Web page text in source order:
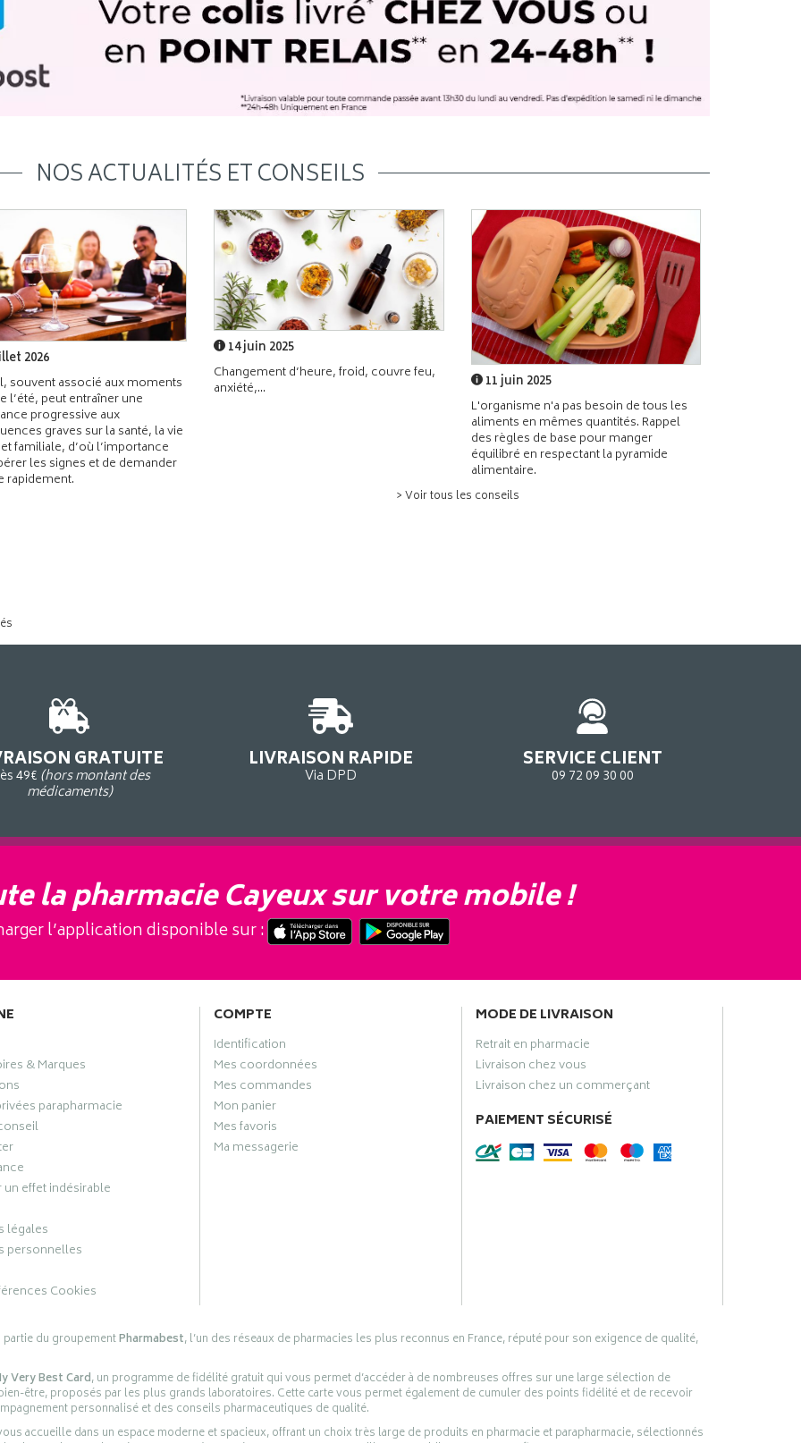
NOS ACTUALITÉS ET CONSEILS
2026
souvent associé aux moments
l’été, peut entraîner une
progressive aux
graves sur la santé, la vie
familiale, d’où l’importance
les signes et de demander
rapidement.
14 juin 2025
Changement d’heure, froid, couvre feu,
anxiété,...
11 juin 2025
L'organisme n'a pas besoin de tous les
aliments en mêmes quantités. Rappel
des règles de base pour manger
équilibré en respectant la pyramide
alimentaire.
> Voir tous les conseils
GRATUITE
49€(hors montant des
médicaments)
LIVRAISON RAPIDE
Via DPD
SERVICE CLIENT
09 72 09 30 00
la pharmacie Cayeux sur votre mobile !
l’application disponible sur :
& Marques
parapharmacie
effet indésirable
légales
personnelles
Cookies
COMPTE
Identification
Mes coordonnées
Mes commandes
Mon panier
Mes favoris
Ma messagerie
MODE DE LIVRAISON
Retrait en pharmacie
Livraison chez vous
Livraison chez un commerçant
PAIEMENT SÉCURISÉ
du groupementPharmabest, l’un des réseaux de pharmacies les plus reconnus en France, réputé pour son exigence de qualité,
Very Best Card, un programme de fidélité gratuit qui vous permet d’accéder à de nombreuses offres sur une large sélection de
être, proposés par les plus grands laboratoires. Cette carte vous permet également de cumuler des points fidélité et de recevoir
personnalisé et des conseils pharmaceutiques de qualité.
accueille dans un espace moderne et spacieux, offrant un choix très large de produits en pharmacie et parapharmacie, sélectionnés